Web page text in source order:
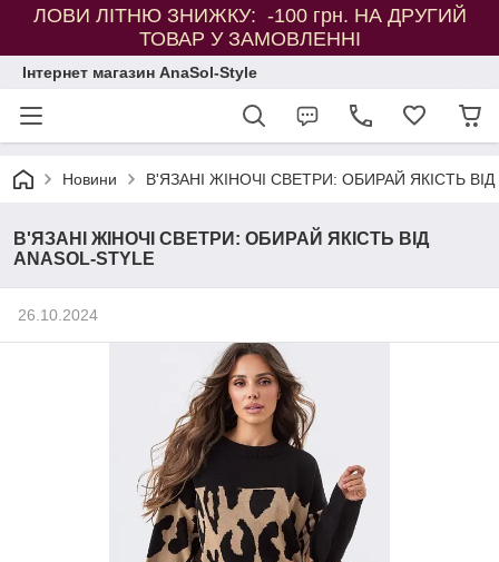
ЛОВИ ЛІТНЮ ЗНИЖКУ: -100 грн. НА ДРУГИЙ
ТОВАР У ЗАМОВЛЕННІ
Інтернет магазин AnaSol-Style
Новини В'ЯЗАНІ ЖІНОЧІ СВЕТРИ: ОБИРАЙ ЯКІСТЬ ВІД
В'ЯЗАНІ ЖІНОЧІ СВЕТРИ: ОБИРАЙ ЯКІСТЬ ВІД
ANASOL-STYLE
26.10.2024